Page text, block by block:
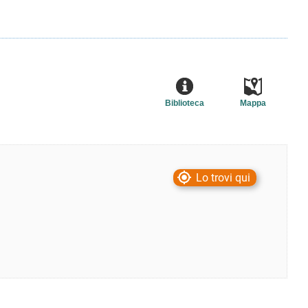
Mappa
Biblioteca
Lo trovi qui